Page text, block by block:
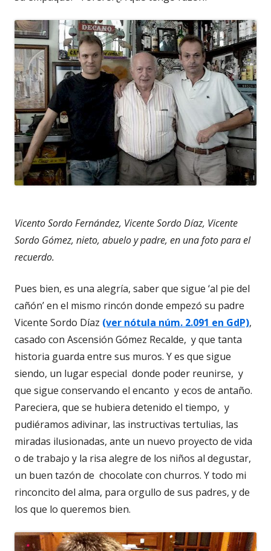
Vicento Sordo Fernández, Vicente Sordo Díaz, Vicente
Sordo Gómez, nieto, abuelo y padre, en una foto para el
recuerdo.
Pues bien, es una alegría, saber que sigue ‘al pie del
cañón’ en el mismo rincón donde empezó su padre
Vicente Sordo Díaz (ver nótula núm. 2.091 en GdP),
casado con Ascensión Gómez Recalde, y que tanta
historia guarda entre sus muros. Y es que sigue
siendo, un lugar especial donde poder reunirse, y
que sigue conservando el encanto y ecos de antaño.
Pareciera, que se hubiera detenido el tiempo, y
pudiéramos adivinar, las instructivas tertulias, las
miradas ilusionadas, ante un nuevo proyecto de vida
o de trabajo y la risa alegre de los niños al degustar,
un buen tazón de chocolate con churros. Y todo mi
rinconcito del alma, para orgullo de sus padres, y de
los que lo queremos bien.